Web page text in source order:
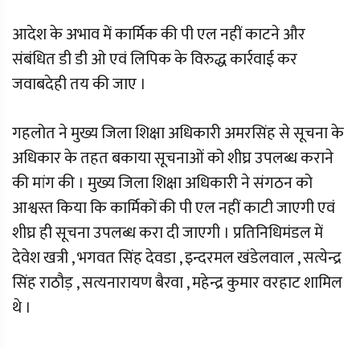
आदेश के अभाव में कार्मिक की पी एल नहीं काटने और
संबंधित डी डी ओ एवं लिपिक के विरुद्ध कार्रवाई कर
जवाबदेही तय की जाए ।
गहलोत ने मुख्य जिला शिक्षा अधिकारी अमरसिंह से सूचना के
अधिकार के तहत बकाया सूचनाओं को शीघ्र उपलब्ध कराने
की मांग की । मुख्य जिला शिक्षा अधिकारी ने संगठन को
आश्वस्त किया कि कार्मिकों की पी एल नहीं काटी जाएगी एवं
शीघ्र ही सूचना उपलब्ध करा दी जाएगी । प्रतिनिधिमंडल में
देवेश खत्री , भगवत सिंह देवडा , इन्दरमल खंडेलवाल , सत्येन्द्र
सिंह राठौड़ , सत्यनारायण बैरवा , महेन्द्र कुमार वरहाट शामिल
थे ।